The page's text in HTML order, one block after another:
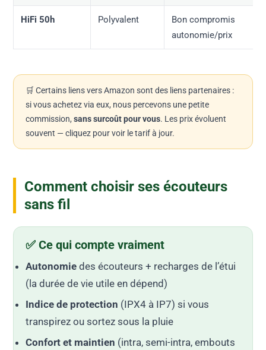
HiFi 50h Polyvalent
Bon compromis
autonomie/prix
🛒 Certains liens vers Amazon sont des liens partenaires :
si vous achetez via eux, nous percevons une petite
commission,sans surcoût pour vous. Les prix évoluent
souvent — cliquez pour voir le tarif à jour.
Comment choisir ses écouteurs
sans fil
✅ Ce qui compte vraiment
Autonomie des écouteurs + recharges de l’étui
(la durée de vie utile en dépend)
Indice de protection (IPX4 à IP7) si vous
transpirez ou sortez sous la pluie
Confort et maintien (intra, semi-intra, embouts